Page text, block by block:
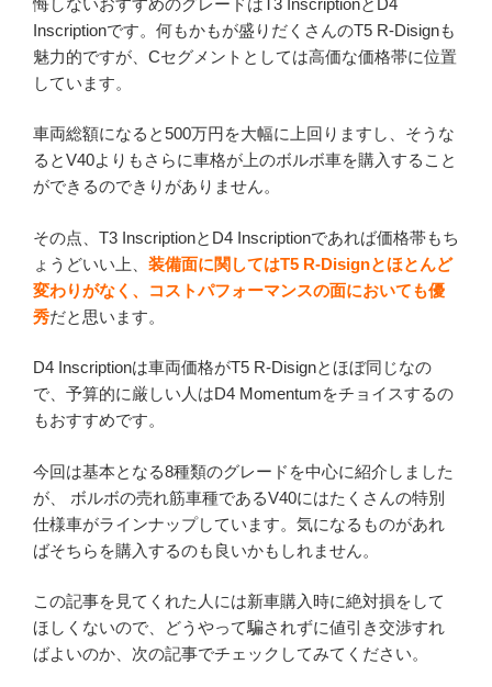
Inscriptionです。何もかもが盛りだくさんのT5 R-Disignも
魅力的ですが、Cセグメントとしては高価な価格帯に位置
しています。
車両総額になると500万円を大幅に上回りますし、そうな
るとV40よりもさらに車格が上のボルボ車を購入すること
ができるのできりがありません。
その点、T3 InscriptionとD4 Inscriptionであれば価格帯もち
ょうどいい上、 装備面に関してはT5 R-Disignとほとんど
変わりがなく、コストパフォーマンスの面においても優
秀だと思います。
D4 Inscriptionは車両価格がT5 R-Disignとほぼ同じなの
で、予算的に厳しい人はD4 Momentumをチョイスするの
もおすすめです。
今回は基本となる8種類のグレードを中心に紹介しました
が、 ボルボの売れ筋車種であるV40にはたくさんの特別
仕様車がラインナップしています。気になるものがあれ
ばそちらを購入するのも良いかもしれません。
この記事を見てくれた人には新車購入時に絶対損をして
ほしくないので、どうやって騙されずに値引き交渉すれ
ばよいのか、次の記事でチェックしてみてください。